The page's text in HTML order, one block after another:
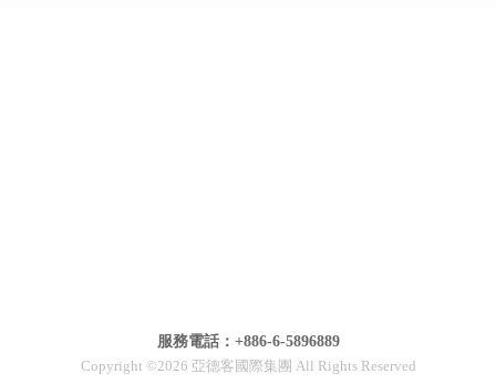
服務電話：+886-6-5896889
Copyright ©2026 亞德客國際集團 All Rights Reserved